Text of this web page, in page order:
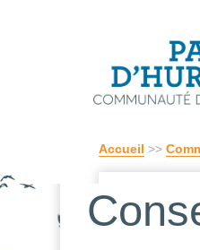
Accueil >>